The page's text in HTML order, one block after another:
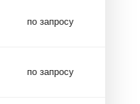
по запросу
по запросу